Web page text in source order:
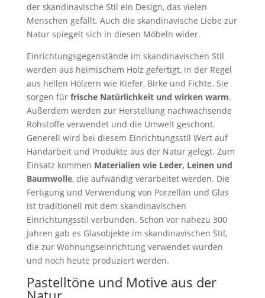
der skandinavische Stil ein Design, das vielen
Menschen gefällt. Auch die skandinavische Liebe zur
Natur spiegelt sich in diesen Möbeln wider.
Einrichtungsgegenstände im skandinavischen Stil
werden aus heimischem Holz gefertigt, in der Regel
aus hellen Hölzern wie Kiefer, Birke und Fichte. Sie
sorgen für frische Natürlichkeit und wirken warm.
Außerdem werden zur Herstellung nachwachsende
Rohstoffe verwendet und die Umwelt geschont.
Generell wird bei diesem Einrichtungsstil Wert auf
Handarbeit und Produkte aus der Natur gelegt. Zum
Einsatz kommen Materialien wie Leder, Leinen und
Baumwolle, die aufwändig verarbeitet werden. Die
Fertigung und Verwendung von Porzellan und Glas
ist traditionell mit dem skandinavischen
Einrichtungsstil verbunden. Schon vor nahezu 300
Jahren gab es Glasobjekte im skandinavischen Stil,
die zur Wohnungseinrichtung verwendet wurden
und noch heute produziert werden.
Pastelltöne und Motive aus der